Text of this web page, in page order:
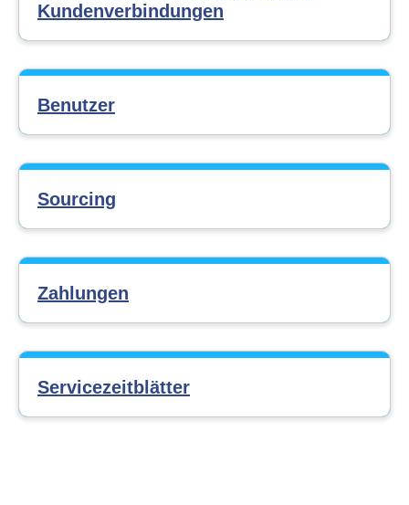
Kundenverbindungen
Benutzer
Sourcing
Zahlungen
Servicezeitblätter